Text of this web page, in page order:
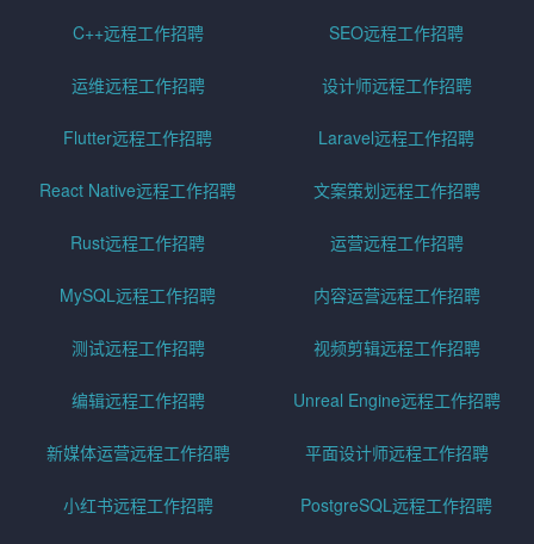
C++远程工作招聘 SEO远程工作招聘
运维远程工作招聘 设计师远程工作招聘
Flutter远程工作招聘 Laravel远程工作招聘
React Native远程工作招聘 文案策划远程工作招聘
Rust远程工作招聘 运营远程工作招聘
MySQL远程工作招聘 内容运营远程工作招聘
测试远程工作招聘 视频剪辑远程工作招聘
编辑远程工作招聘 Unreal Engine远程工作招聘
新媒体运营远程工作招聘 平面设计师远程工作招聘
小红书远程工作招聘 PostgreSQL远程工作招聘